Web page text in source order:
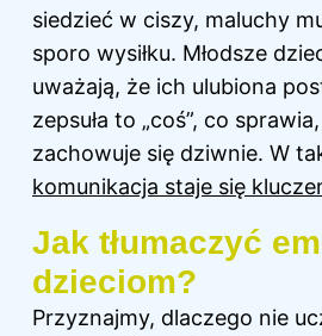
siedzieć w ciszy, maluchy
sporo wysiłku. Młodsze
uważają, że ich ulubiona
zepsuła to „coś”, co
zachowuje się dziwnie. W
komunikacja staje się
Jak tłumaczyć
dzieciom?
Przyznajmy, dlaczego nie